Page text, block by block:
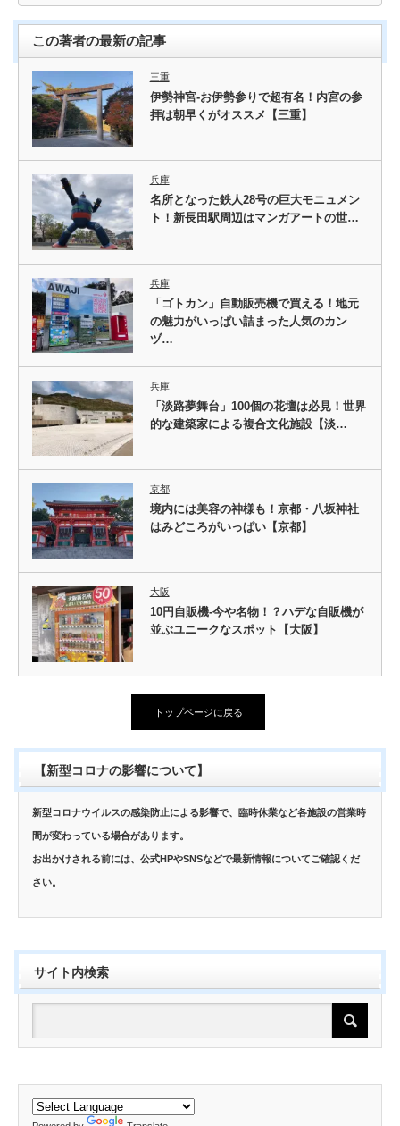
この著者の最新の記事
三重
伊勢神宮-お伊勢参りで超有名！内宮の参
拝は朝早くがオススメ【三重】
兵庫
名所となった鉄人28号の巨大モニュメン
ト！新長田駅周辺はマンガアートの世…
兵庫
「ゴトカン」自動販売機で買える！地元
の魅力がいっぱい詰まった人気のカン
ヅ…
兵庫
「淡路夢舞台」100個の花壇は必見！世界
的な建築家による複合文化施設【淡…
京都
境内には美容の神様も！京都・八坂神社
はみどころがいっぱい【京都】
大阪
10円自販機-今や名物！？ハデな自販機が
並ぶユニークなスポット【大阪】
トップページに戻る
【新型コロナの影響について】
新型コロナウイルスの感染防止による影響で、臨時休業など各施設の営業時
間が変わっている場合があります。
お出かけされる前には、公式HPやSNSなどで最新情報についてご確認くだ
さい。
サイト内検索